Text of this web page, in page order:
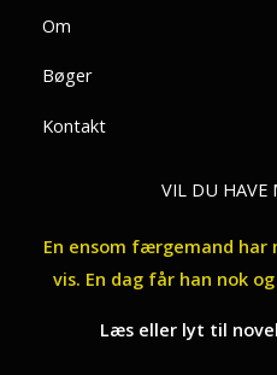
Om
Bøger
Kontakt
VIL DU HAVE
En ensom færgemand
vis. En dag får han nok
Læs eller lyt til